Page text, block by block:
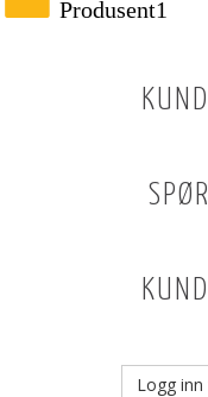
Produsent1
Logg inn